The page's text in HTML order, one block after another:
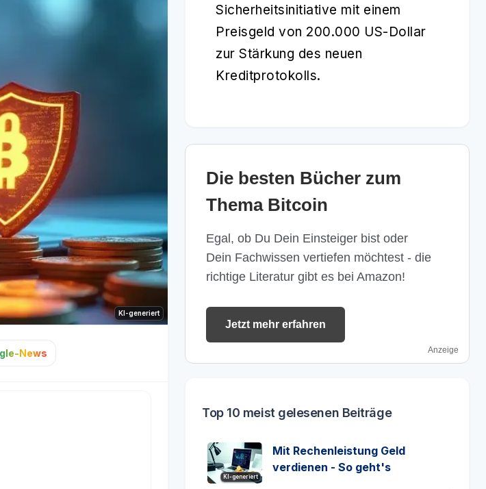
KI-generiert
News
Sicherheitsinitiative mit einem
Preisgeld von 200.000 US-Dollar
zur Stärkung des neuen
Kreditprotokolls.
Die besten Bücher zum
Thema Bitcoin
Egal, ob Du Dein Einsteiger bist oder
Dein Fachwissen vertiefen möchtest - die
richtige Literatur gibt es bei Amazon!
Jetzt mehr erfahren
Anzeige
Top 10 meist gelesenen Beiträge
KI-generiert
Mit Rechenleistung Geld
verdienen - So geht's